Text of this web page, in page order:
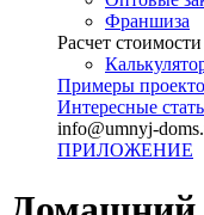
Франшиза
Раcчет стоимости
Примеры
Интересные
info@umnyj-
ПРИЛОЖЕНИЕ